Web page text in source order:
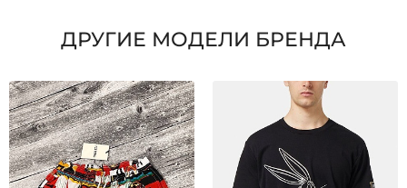
ДРУГИЕ МОДЕЛИ БРЕНДА